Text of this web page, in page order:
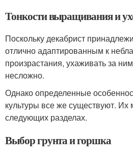
Тонкости выращивания и
Поскольку декабрист
отлично адаптированным к
произрастания, ухаживать за
несложно.
Однако определенные
культуры все же существуют.
следующих разделах.
Выбор грунта и горшка